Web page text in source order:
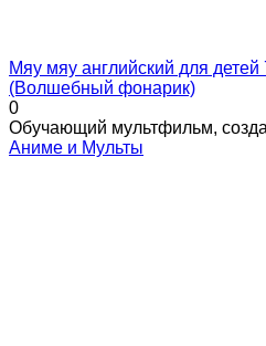
Мяу мяу английский для
(Волшебный фонарик)
0
Обучающий мультфильм,
Аниме и Мульты